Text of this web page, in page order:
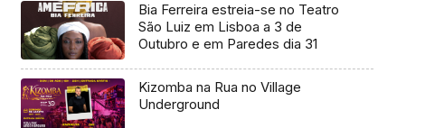
Bia Ferreira estreia-se no Teatro
São Luiz em Lisboa a 3 de
Outubro e em Paredes dia 31
Kizomba na Rua no Village
Underground